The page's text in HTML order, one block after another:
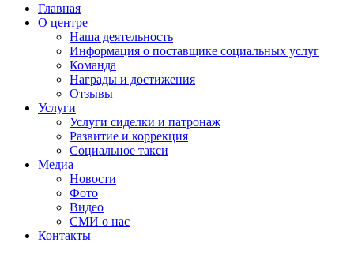
Главная
О центре
Наша деятельность
Информация о поставщике социальных услуг
Команда
Награды и достижения
Отзывы
Услуги
Услуги сиделки и патронаж
Развитие и коррекция
Социальное такси
Медиа
Новости
Фото
Видео
СМИ о нас
Контакты